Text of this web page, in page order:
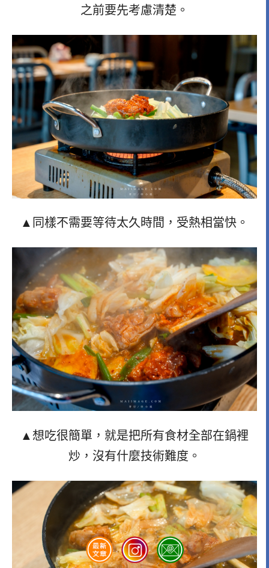
之前要先考慮清楚。
▲同樣不需要等待太久時間，受熱相當快。
▲想吃很簡單，就是把所有食材全部在鍋裡
炒，沒有什麼技術難度。